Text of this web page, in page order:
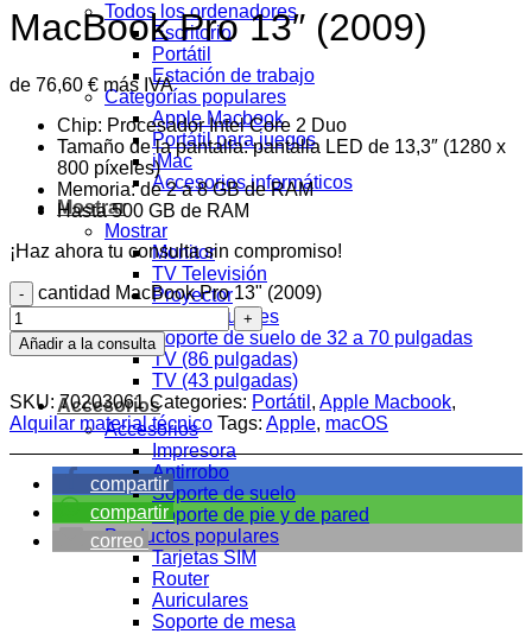
Todos los ordenadores
Escritorio
Portátil
Estación de trabajo
Categorías populares
Apple Macbook
Portátil para juegos
iMac
Accesorios informáticos
Mostrar
Mostrar
Monitor
TV Televisión
Proyector
Productos populares
Soporte de suelo de 32 a 70 pulgadas
TV (86 pulgadas)
TV (43 pulgadas)
Accesorios
Accesorios
Impresora
Antirrobo
Soporte de suelo
Soporte de pie y de pared
Productos populares
Tarjetas SIM
Router
Auriculares
Soporte de mesa
MacBook Pro 13″ (2009)
de 76,60 € más IVA
Chip: Procesador Intel Core 2 Duo
Tamaño de la pantalla: pantalla LED de 13,3″ (1280 x
800 píxeles)
Memoria: de 2 a 8 GB de RAM
Hasta 500 GB de RAM
¡Haz ahora tu consulta sin compromiso!
cantidad MacBook Pro 13" (2009)
Añadir a la consulta
SKU: 70203061 Categories: Portátil , Apple Macbook,
Alquilar material técnico Tags: Apple, macOS
compartir
compartir
correo